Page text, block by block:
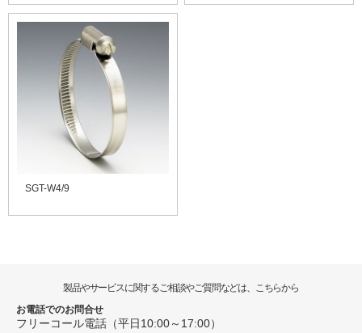
SGT-W4/9
製品やサービスに関するご相談やご質問などは、こちらから
お電話でのお問合せ
フリーコール電話（平日10:00～17:00）